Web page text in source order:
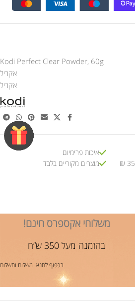
Kodi Perfect Clear Powder, 60g
אקריל
אקריל
איכות פרימיום
מוצרים מקוריים בלבד
משלוחי אקספרס חינם!
בהזמנה מעל 350 ש”ח
בכפוף לתנאי משלוח ותשלום